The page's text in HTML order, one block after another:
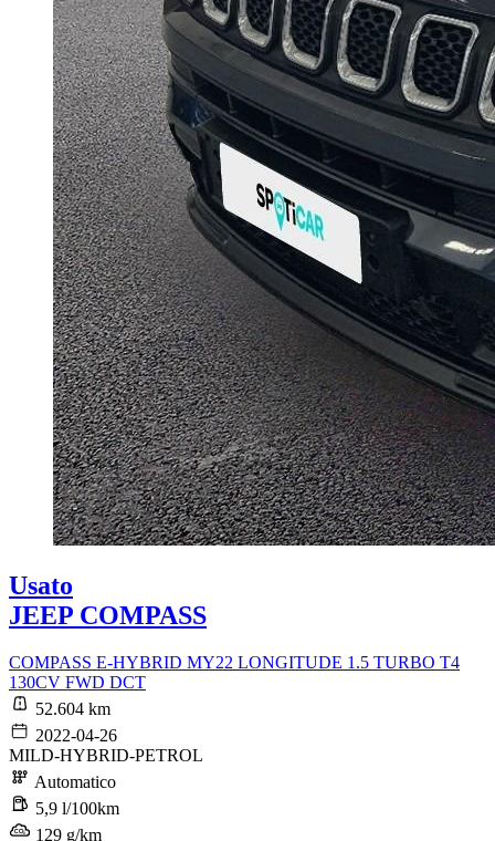
Usato
JEEP COMPASS
COMPASS E-HYBRID MY22 LONGITUDE 1.5 TURBO T4
130CV FWD DCT
52.604 km
2022-04-26
MILD-HYBRID-PETROL
Automatico
5,9 l/100km
129 g/km